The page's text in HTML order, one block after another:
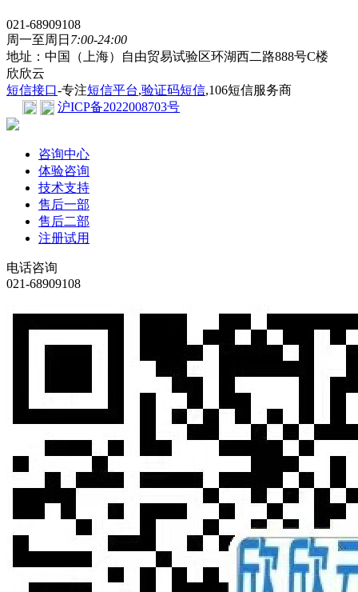
021-68909108
周一至周日 7:00-24:00
地址：中国（上海）自由贸易试验区环湖西二路888号C楼
欣欣云
短信接口-专注短信平台,验证码短信,106短信服务商
沪ICP备2022008703号
咨询中心
体验咨询
技术支持
售后一部
售后二部
注册试用
电话咨询
021-68909108